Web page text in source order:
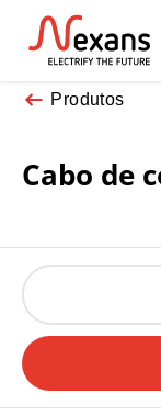
Produtos
Cabo de